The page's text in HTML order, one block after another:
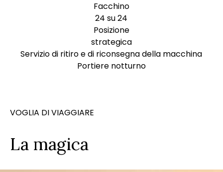
Facchino
24 su 24
Posizione
strategica
Servizio di ritiro e di riconsegna della macchina
Portiere notturno
VOGLIA DI VIAGGIARE
La magica